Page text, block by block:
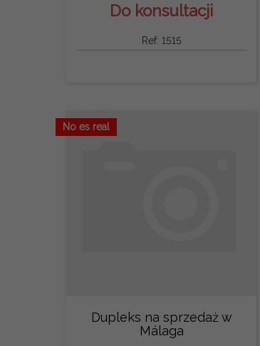
Do konsultacji
Ref: 1515
No es real
Dupleks na sprzedaż w
Málaga